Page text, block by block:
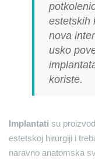
estetskih
nova
usko
koriste.
Implantati su
estetskoj hirurgiji i
naravno anatomska